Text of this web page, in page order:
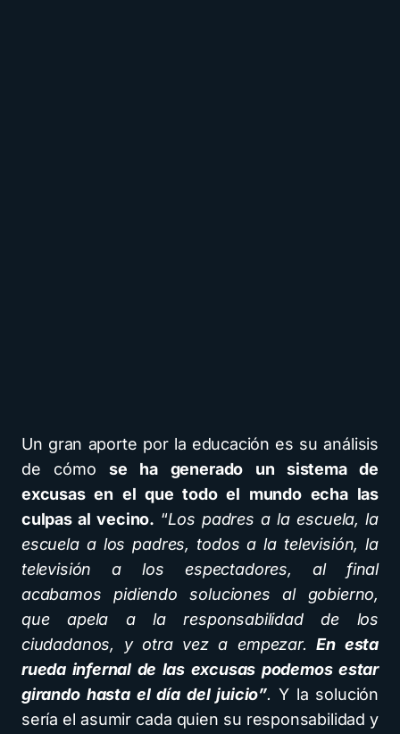
Un gran aporte por la educación es su análisis
de cómose ha generado un sistema de
excusas en el que todo el mundo echa las
culpas al vecino. “Los padres a la escuela, la
escuela a los padres, todos a la televisión, la
televisión a los espectadores, al final
acabamos pidiendo soluciones al gobierno,
que apela a la responsabilidad de los
ciudadanos, y otra vez a empezar.En esta
rueda infernal de las excusas podemos estar
girando hasta el día del juicio”. Y la solución
sería el asumir cada quien su responsabilidad y